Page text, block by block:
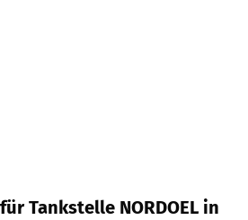
Tankstelle NORDOEL in